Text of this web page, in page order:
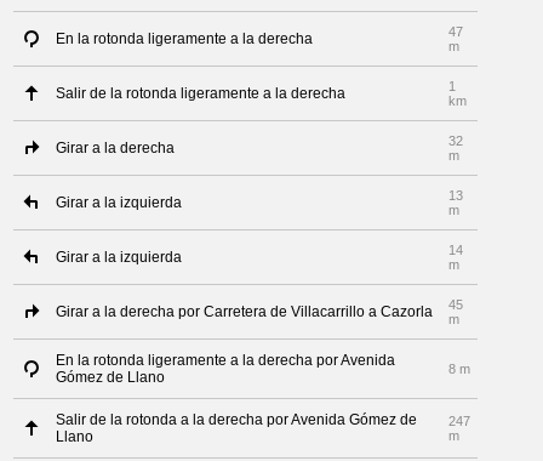
En la rotonda ligeramente a la derecha
47
m
Salir de la rotonda ligeramente a la derecha
1
km
Girar a la derecha
32
m
Girar a la izquierda
13
m
Girar a la izquierda
14
m
Girar a la derecha por Carretera de Villacarrillo a Cazorla
45
m
En la rotonda ligeramente a la derecha por Avenida
Gómez de Llano
8 m
Salir de la rotonda a la derecha por Avenida Gómez de
Llano
247
m